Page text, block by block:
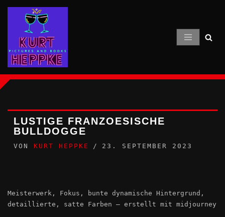
Inhalt
springen
LUSTIGE FRANZOESISCHE
BULLDOGGE
VON KURT HEPPKE 23. SEPTEMBER 2023
Meisterwerk, Fokus, bunte dynamische Hintergrund,
detaillierte, satte Farben – erstellt mit midjourney